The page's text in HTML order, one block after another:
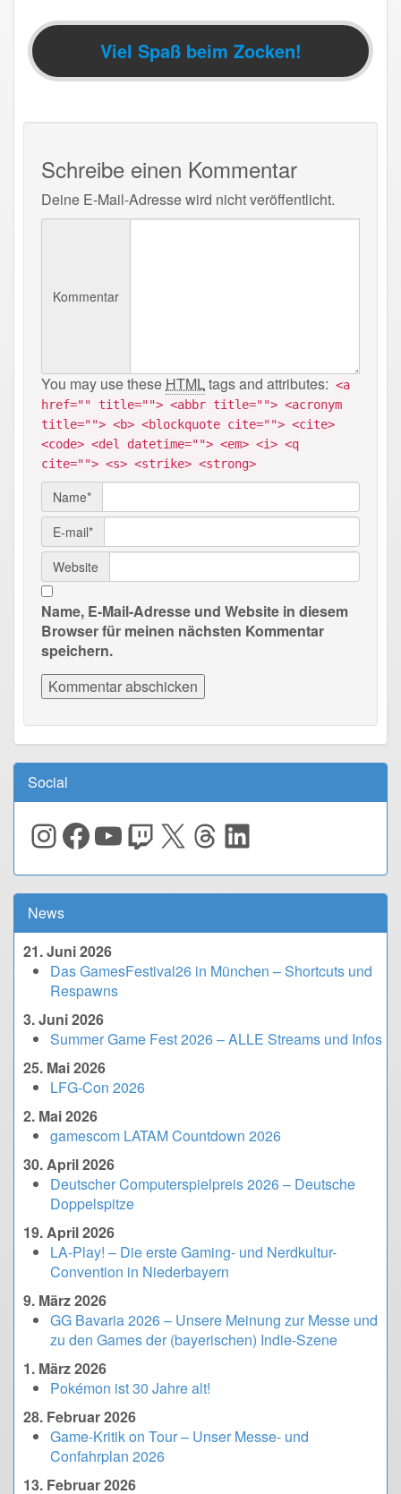
Viel Spaß beim Zocken!
Schreibe einen Kommentar
Deine E-Mail-Adresse wird nicht veröffentlicht.
Kommentar
You may use these HTMLtags and attributes: <a
href="" title=""> <abbr title=""> <acronym
title=""> <b> <blockquote cite=""> <cite>
<code> <del datetime=""> <em> <i> <q
cite=""> <s> <strike> <strong>
Name*
E-mail*
Website
Name, E-Mail-Adresse und Website in diesem
Browser für meinen nächsten Kommentar
speichern.
Social
Instagram
Facebook
YouTube
Twitch
X Threads
LinkedIn
News
21. Juni 2026
Das GamesFestival26 in München – Shortcuts und
Respawns
3. Juni 2026
Summer Game Fest 2026 – ALLE Streams und Infos
25. Mai 2026
LFG-Con 2026
2. Mai 2026
gamescom LATAM Countdown 2026
30. April 2026
Deutscher Computerspielpreis 2026 – Deutsche
Doppelspitze
19. April 2026
LA-Play! – Die erste Gaming- und Nerdkultur-
Convention in Niederbayern
9. März 2026
GG Bavaria 2026 – Unsere Meinung zur Messe und
zu den Games der (bayerischen) Indie-Szene
1. März 2026
Pokémon ist 30 Jahre alt!
28. Februar 2026
Game-Kritik on Tour – Unser Messe- und
Confahrplan 2026
13. Februar 2026